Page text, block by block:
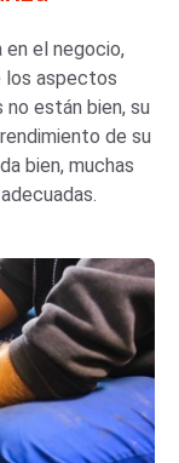
en el negocio,
los aspectos
están bien, su
de su
bien, muchas